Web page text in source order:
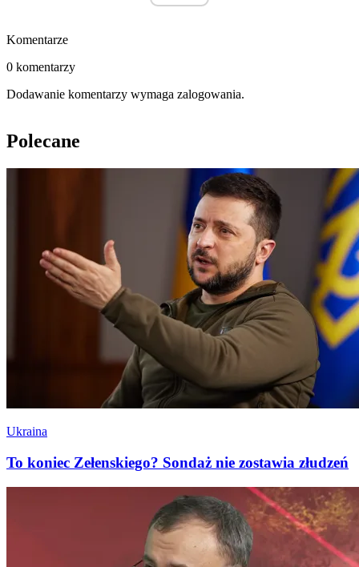
Komentarze
0 komentarzy
Dodawanie komentarzy wymaga zalogowania.
Polecane
Ukraina
To koniec Zełenskiego? Sondaż nie zostawia złudzeń